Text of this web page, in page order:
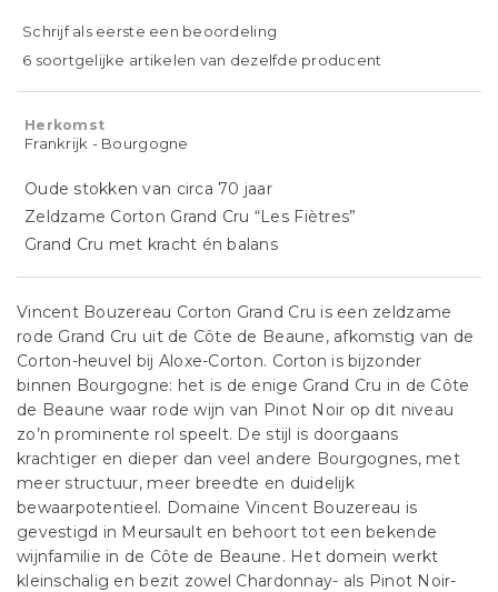
Schrijf als eerste een beoordeling
6 soortgelijke artikelen van dezelfde producent
Herkomst
Frankrijk - Bourgogne
Oude stokken van circa 70 jaar
Zeldzame Corton Grand Cru “Les Fiètres”
Grand Cru met kracht én balans
Vincent Bouzereau Corton Grand Cru is een zeldzame
rode Grand Cru uit de Côte de Beaune, afkomstig van de
Corton-heuvel bij Aloxe-Corton. Corton is bijzonder
binnen Bourgogne: het is de enige Grand Cru in de Côte
de Beaune waar rode wijn van Pinot Noir op dit niveau
zo’n prominente rol speelt. De stijl is doorgaans
krachtiger en dieper dan veel andere Bourgognes, met
meer structuur, meer breedte en duidelijk
bewaarpotentieel. Domaine Vincent Bouzereau is
gevestigd in Meursault en behoort tot een bekende
wijnfamilie in de Côte de Beaune. Het domein werkt
kleinschalig en bezit zowel Chardonnay- als Pinot Noir-